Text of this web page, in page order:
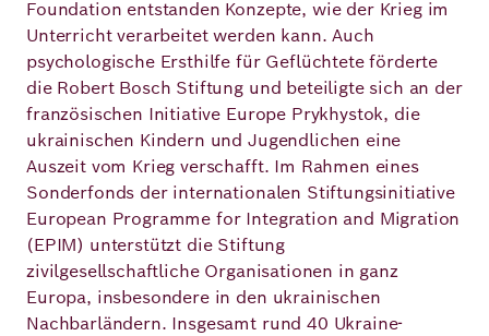
Foundation entstanden Konzepte, wie der Krieg im
Unterricht verarbeitet werden kann. Auch
psychologische Ersthilfe für Geflüchtete förderte
die Robert Bosch Stiftung und beteiligte sich an der
französischen Initiative Europe Prykhystok, die
ukrainischen Kindern und Jugendlichen eine
Auszeit vom Krieg verschafft. Im Rahmen eines
Sonderfonds der internationalen Stiftungsinitiative
European Programme for Integration and Migration
(EPIM) unterstützt die Stiftung
zivilgesellschaftliche Organisationen in ganz
Europa, insbesondere in den ukrainischen
Nachbarländern. Insgesamt rund 40 Ukraine-